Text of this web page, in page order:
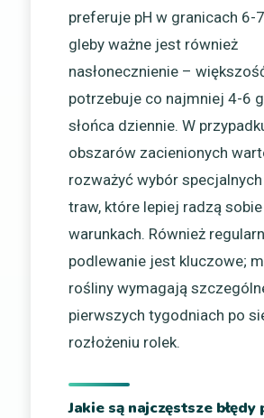
preferuje pH w granicach 6-
gleby ważne jest również
nasłonecznienie –
potrzebuje co najmniej 4-6
słońca dziennie. W
obszarów zacienionych
rozważyć wybór
traw, które lepiej radzą
warunkach. Również
podlewanie jest kluczowe;
rośliny wymagają
pierwszych tygodniach po
rozłożeniu rolek.
Jakie są najczęstsze błędy